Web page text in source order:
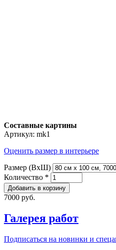
Составные картины
Артикул: mk1
Оценить размер в интерьере
Размер (ВхШ)
Количество *
7000 руб.
Галерея работ
Подписаться на новинки и